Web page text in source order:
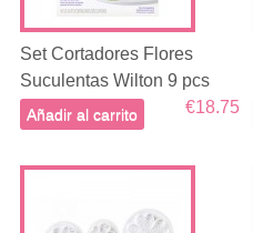
Set Cortadores Flores
Suculentas Wilton 9 pcs
€18.75
Añadir al carrito